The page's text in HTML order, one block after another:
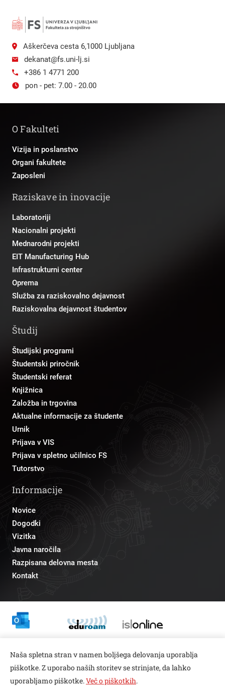
Aškerčeva cesta 6,1000 Ljubljana
dekanat@fs.uni-lj.si
+386 1 4771 200
pon - pet: 7.00 - 20.00
O Fakulteti
Vizija in poslanstvo
Organi fakultete
Zaposleni
Raziskave in inovacije
Laboratoriji
Nacionalni projekti
Mednarodni projekti
EIT Manufacturing Hub
Infrastrukturni center
Oprema
Služba za raziskovalno dejavnost
Raziskovalna dejavnost študentov
Študij
Študijski programi
Študentski priročnik
Študentski referat
Knjižnica
Založba in trgovina
Aktualne informacije za študente
Urnik
Prijava v VIS
Prijava v spletno učilnico FS
Tutorstvo
Informacije
Novice
Dogodki
Vizitka
Javna naročila
Razpisana delovna mesta
Kontakt
pr@fs.uni-lj.si
Naša spletna stran v namen boljšega delovanja uporablja
piškotke. Z uporabo naših storitev se strinjate, da lahko
uporabljamo piškotke.Več o piškotkih.